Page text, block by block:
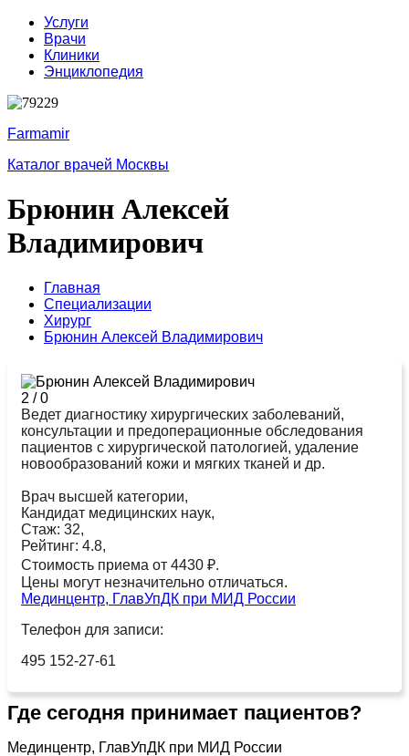
Услуги
Врачи
Клиники
Энциклопедия
Farmamir
Каталог врачей Москвы
Брюнин Алексей
Владимирович
Главная
Специализации
Хирург
Брюнин Алексей Владимирович
2 /0
Ведет диагностику хирургических заболеваний,
консультации и предоперационные обследования
пациентов с хирургической патологией, удаление
новообразований кожи и мягких тканей и др.
Врач высшей категории,
Кандидат медицинских наук,
Стаж: 32,
Рейтинг: 4.8,
Стоимость приема от 4430 ₽.
Цены могут незначительно отличаться.
Мединцентр, ГлавУпДК при МИД России
Телефон для записи:
495 152-27-61
Где сегодня принимает пациентов?
Мединцентр, ГлавУпДК при МИД России